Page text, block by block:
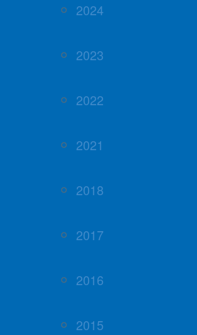
2024
2023
2022
2021
2018
2017
2016
2015